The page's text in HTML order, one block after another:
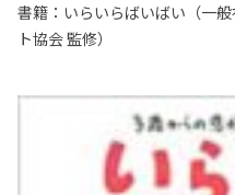
書籍：いらいらばいばい（一
ト協会 監修）